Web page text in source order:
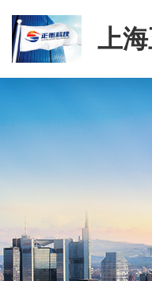
上